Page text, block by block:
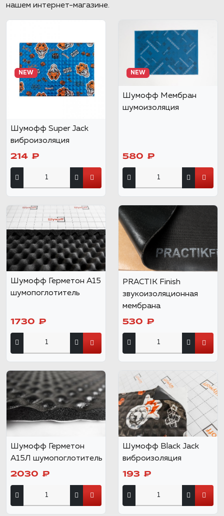
нашем интернет-магазине.
NEW
Шумофф Super Jack
виброизоляция
214 ₽
NEW
Шумофф Мембран
шумоизоляция
580 ₽
Шумофф Герметон А15
шумопоглотитель
1730 ₽
PRACTIK Finish
звукоизоляционная
мембрана
530 ₽
Шумофф Герметон
А15Л шумопоглотитель
2030 ₽
Шумофф Black Jack
виброизоляция
193 ₽